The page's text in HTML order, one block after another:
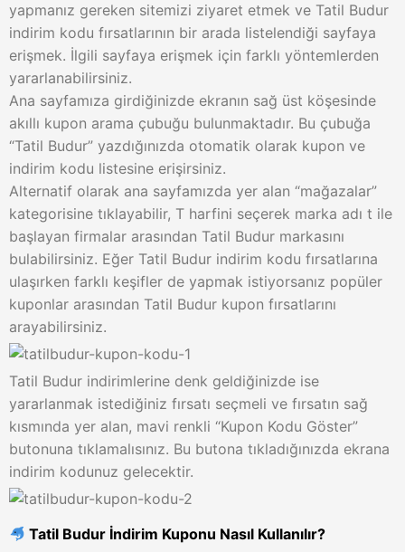
yapmanız gereken sitemizi ziyaret etmek ve Tatil Budur
indirim kodu fırsatlarının bir arada listelendiği sayfaya
erişmek. İlgili sayfaya erişmek için farklı yöntemlerden
yararlanabilirsiniz.
Ana sayfamıza girdiğinizde ekranın sağ üst köşesinde
akıllı kupon arama çubuğu bulunmaktadır. Bu çubuğa
“Tatil Budur” yazdığınızda otomatik olarak kupon ve
indirim kodu listesine erişirsiniz.
Alternatif olarak ana sayfamızda yer alan “mağazalar”
kategorisine tıklayabilir, T harfini seçerek marka adı t ile
başlayan firmalar arasından Tatil Budur markasını
bulabilirsiniz. Eğer Tatil Budur indirim kodu fırsatlarına
ulaşırken farklı keşifler de yapmak istiyorsanız popüler
kuponlar arasından Tatil Budur kupon fırsatlarını
arayabilirsiniz.
Tatil Budur indirimlerine denk geldiğinizde ise
yararlanmak istediğiniz fırsatı seçmeli ve fırsatın sağ
kısmında yer alan, mavi renkli “Kupon Kodu Göster”
butonuna tıklamalısınız. Bu butona tıkladığınızda ekrana
indirim kodunuz gelecektir.
Tatil Budur İndirim Kuponu Nasıl Kullanılır?